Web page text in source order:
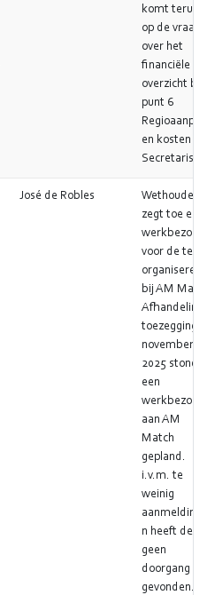
komt terug
op de vraag
over het
financiële
overzicht bij
punt 6
Regioaanpak
en kosten
Secretaris
José de Robles
Wethouder
zegt toe een
werkbezoek
voor de te
organiseren
bij AM
Afhandeling:
toezegging
november
2025 stond
een
werkbezoek
aan AM
Match
gepland.
i.v.m. te
weinig
aanmeldinge
n heeft deze
geen
doorgang
gevonden.